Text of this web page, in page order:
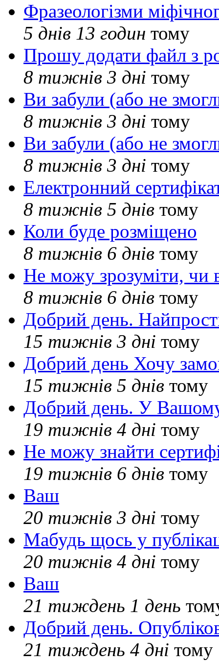
Фразеологізми
5 днів 13 годин тому
Прошу додати файл з
8 тижнів 3 дні тому
Ви забули (або не
8 тижнів 3 дні тому
Ви забули (або не
8 тижнів 3 дні тому
Електронний
8 тижнів 5 днів тому
Коли буде розміщено
8 тижнів 6 днів тому
Не можу зрозуміти, чи
8 тижнів 6 днів тому
Добрий день.
15 тижнів 3 дні тому
Добрий день Хочу
15 тижнів 5 днів тому
Добрий день. У Вашому
19 тижнів 4 дні тому
Не можу знайти
19 тижнів 6 днів тому
Ваш
20 тижнів 3 дні тому
Мабудь щось у
20 тижнів 4 дні тому
Ваш
21 тиждень 1 день
Добрий день.
21 тиждень 4 дні тому